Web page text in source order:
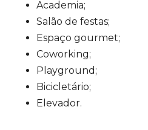
Academia;
Salão de festas;
Espaço gourmet;
Coworking;
Playground;
Bicicletário;
Elevador.